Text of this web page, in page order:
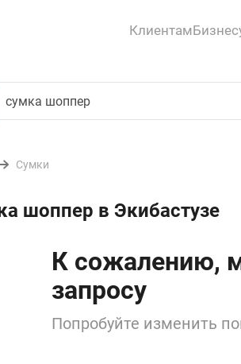
Клиентам
Сумки
шоппер в Экибастузе
К сожалению,
запросу
Попробуйте изменить